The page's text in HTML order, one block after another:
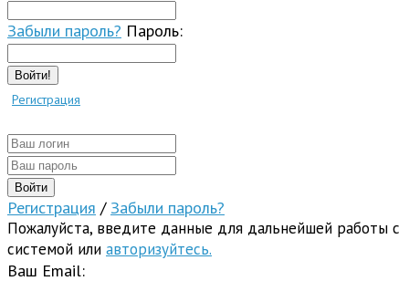
Забыли пароль? Пароль:
Войти!
Регистрация
Регистрация / Забыли пароль?
Пожалуйста, введите данные для дальнейшей работы с
системой или авторизуйтесь.
Ваш Email: